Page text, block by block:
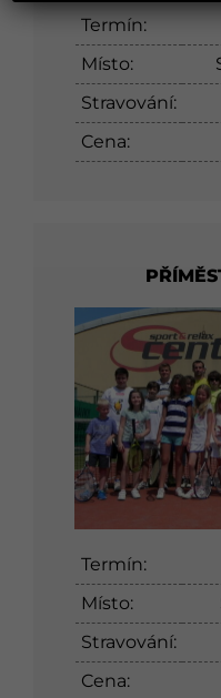
Termín:
Místo:
Stravování:
Cena:
Termín:
Místo:
Stravování:
Cena: